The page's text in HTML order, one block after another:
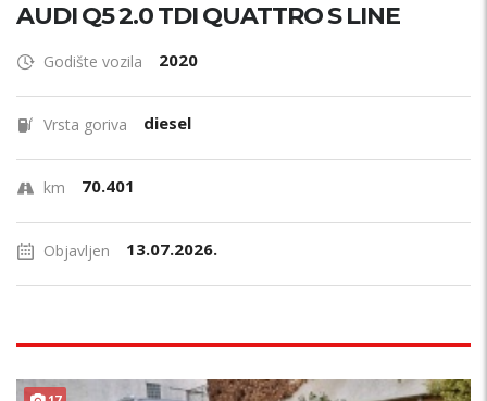
AUDI Q5 2.0 TDI QUATTRO S LINE
Godište vozila 2020
Vrsta goriva diesel
km 70.401
Objavljen 13.07.2026.